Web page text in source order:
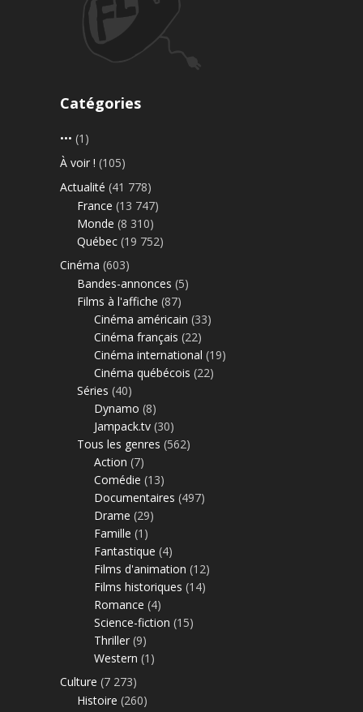
Catégories
••• (1)
À voir ! (105)
Actualité (41 778)
France (13 747)
Monde (8 310)
Québec (19 752)
Cinéma (603)
Bandes-annonces (5)
Films à l'affiche (87)
Cinéma américain (33)
Cinéma français (22)
Cinéma international (19)
Cinéma québécois (22)
Séries (40)
Dynamo (8)
Jampack.tv (30)
Tous les genres (562)
Action (7)
Comédie (13)
Documentaires (497)
Drame (29)
Famille (1)
Fantastique (4)
Films d'animation (12)
Films historiques (14)
Romance (4)
Science-fiction (15)
Thriller (9)
Western (1)
Culture (7 273)
Histoire (260)